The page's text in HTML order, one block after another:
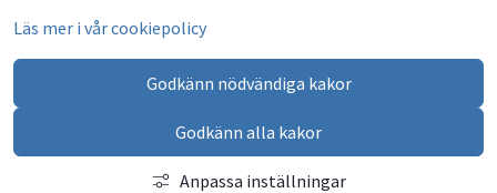
Läs mer i vår cookiepolicy
Godkänn nödvändiga kakor
Godkänn alla kakor
Anpassa inställningar